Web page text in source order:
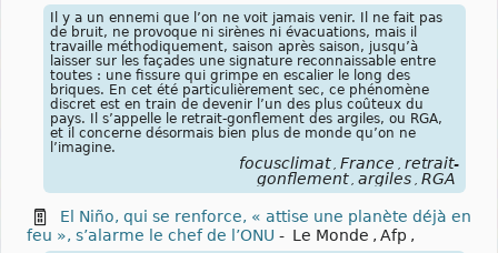
Il y a un ennemi que l’on ne voit jamais venir. Il ne fait pas
de bruit, ne provoque ni sirènes ni évacuations, mais il
travaille méthodiquement, saison après saison, jusqu’à
laisser sur les façades une signature reconnaissable entre
toutes : une fissure qui grimpe en escalier le long des
briques. En cet été particulièrement sec, ce phénomène
discret est en train de devenir l’un des plus coûteux du
pays. Il s’appelle le retrait-gonflement des argiles, ou RGA,
et il concerne désormais bien plus de monde qu’on ne
l’imagine.
focusclimat , France , retrait-
gonflement , argiles , RGA
El Niño, qui se renforce, « attise une planète déjà en
feu », s’alarme le chef de l’ONU - Le Monde , Afp ,